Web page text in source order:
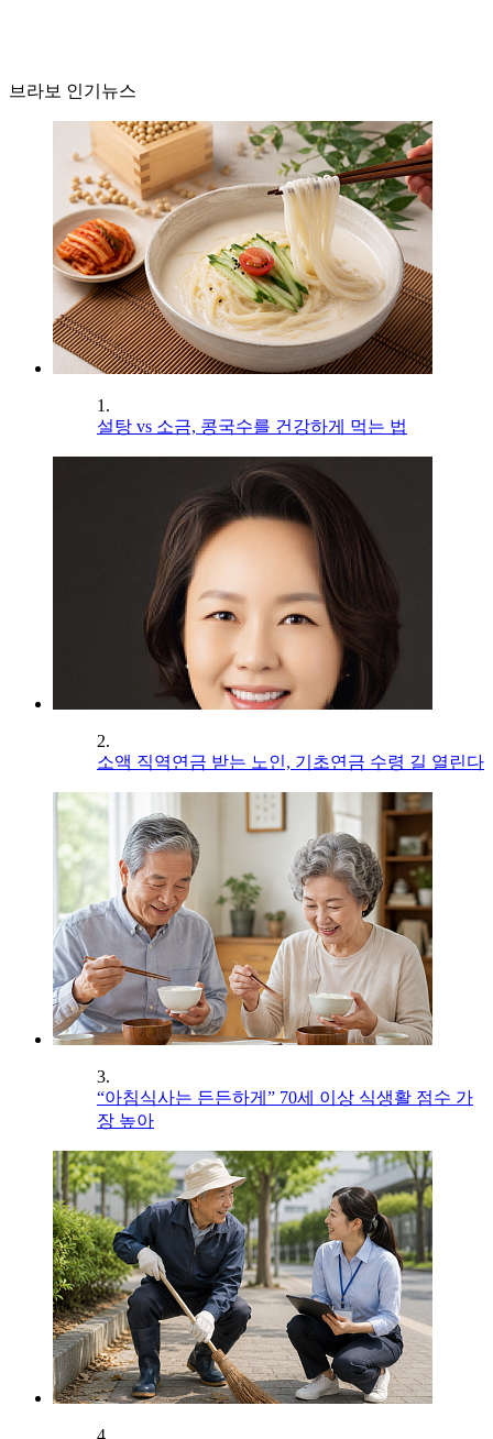
브라보 인기뉴스
1.
설탕 vs 소금, 콩국수를 건강하게 먹는 법
2.
소액 직역연금 받는 노인, 기초연금 수령 길 열린다
3.
“아침식사는 든든하게” 70세 이상 식생활 점수 가
장 높아